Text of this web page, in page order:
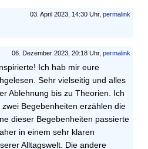
03. April 2023, 14:30 Uhr, permalink
06. Dezember 2023, 20:18 Uhr, permalink
Ich hab mir eure
Sehr vielseitig und alles
Ablehnung bis zu Theorien. Ich
Begebenheiten erzählen die
dieser Begebenheiten passierte
in einem sehr klaren
Alltagswelt. Die andere